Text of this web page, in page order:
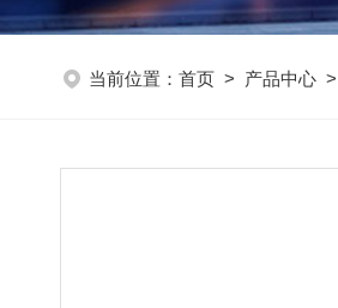
当前位置： 首页 > 产品中心 >